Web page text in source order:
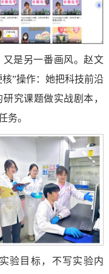
是另一番画风。赵文
”操作：她把科技前沿
究课题做实战剧本，
务。
验目标，不写实验内